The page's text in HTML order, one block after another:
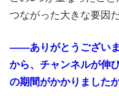
つながった大きな要因
――ありがとうござい
から、チャンネルが伸
の期間がかかりました